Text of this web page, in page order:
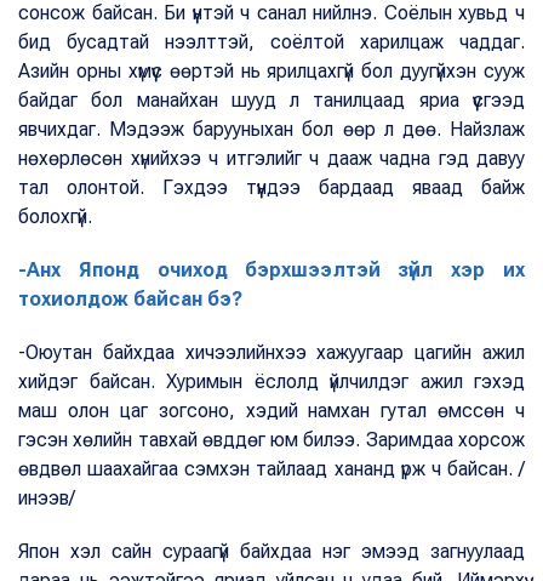
сонсож байсан. Би үүнтэй ч санал нийлнэ. Соёлын хувьд ч
бид бусадтай нээлттэй, соёлтой харилцаж чаддаг.
Азийн орны хүмүүс өөртэй нь ярилцахгүй бол дуугүйхэн сууж
байдаг бол манайхан шууд л танилцаад яриа үүсгээд
явчихдаг. Мэдээж барууныхан бол өөр л дөө. Найзлаж
нөхөрлөсөн хүнийхээ ч итгэлийг ч дааж чадна гэд давуу
тал олонтой. Гэхдээ түүндээ бардаад яваад байж
болохгүй.
-Анх Японд очиход бэрхшээлтэй зүйл хэр их
тохиолдож байсан бэ?
-Оюутан байхдаа хичээлийнхээ хажуугаар цагийн ажил
хийдэг байсан. Хуримын ёслолд үйлчилдэг ажил гэхэд
маш олон цаг зогсоно, хэдий намхан гутал өмссөн ч
гэсэн хөлийн тавхай өвддөг юм билээ. Заримдаа хорсож
өвдвөл шаахайгаа сэмхэн тайлаад хананд үрж ч байсан. /
инээв/
Япон хэл сайн сураагүй байхдаа нэг эмээд загнуулаад